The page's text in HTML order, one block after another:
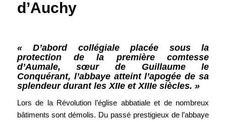
d’Auchy
« D’abord collégiale placée sous la
protection de la première comtesse
d’Aumale, sœur de Guillaume le
Conquérant, l’abbaye atteint l’apogée de sa
splendeur durant les XIIe et XIIIe siècles. »
Lors de la Révolution l’église abbatiale et de nombreux
bâtiments sont démolis. Du passé prestigieux de l’abbaye